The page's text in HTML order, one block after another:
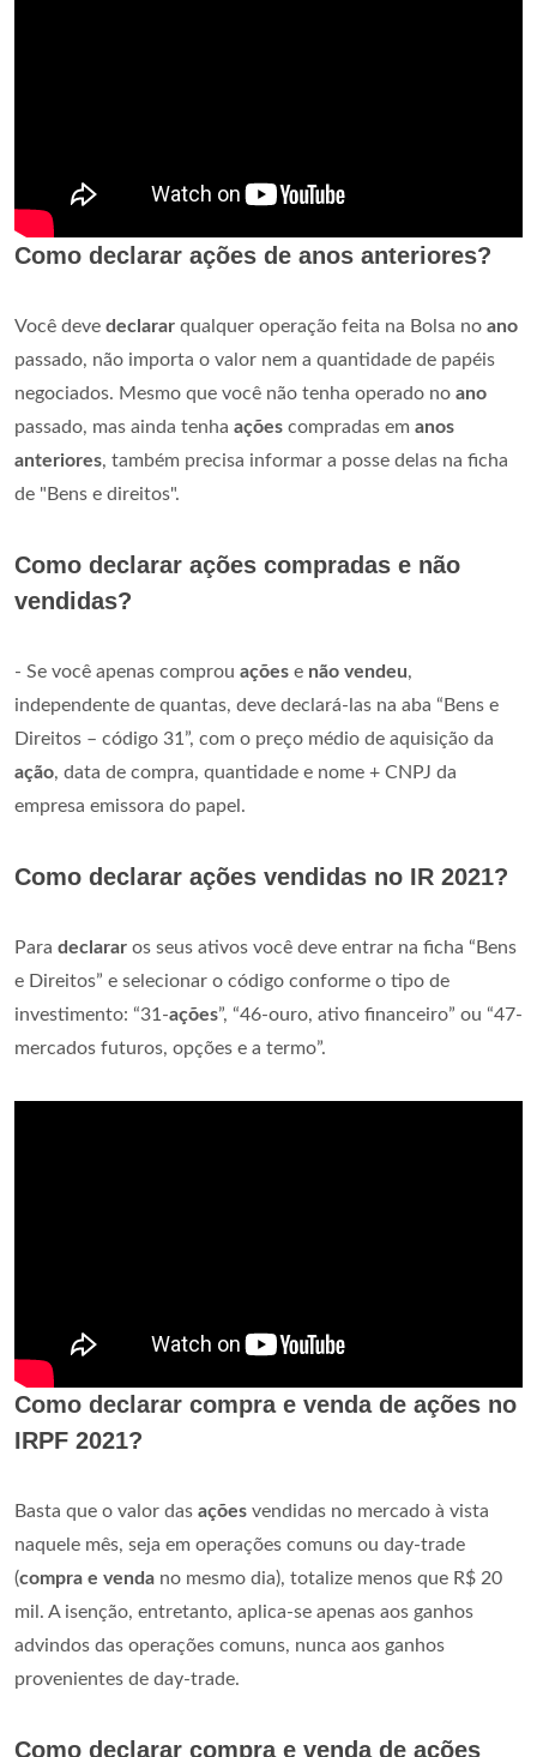
Como declarar ações de anos anteriores?
Você deve declarar qualquer operação feita na Bolsa no ano
passado, não importa o valor nem a quantidade de papéis
negociados. Mesmo que você não tenha operado no ano
passado, mas ainda tenha ações compradas em anos
anteriores, também precisa informar a posse delas na ficha
de "Bens e direitos".
Como declarar ações compradas e não
vendidas?
- Se você apenas comprou ações e não vendeu,
independente de quantas, deve declará-las na aba “Bens e
Direitos – código 31”, com o preço médio de aquisição da
ação, data de compra, quantidade e nome + CNPJ da
empresa emissora do papel.
Como declarar ações vendidas no IR 2021?
Para declarar os seus ativos você deve entrar na ficha “Bens
e Direitos” e selecionar o código conforme o tipo de
investimento: “31-ações”, “46-ouro, ativo financeiro” ou “47-
mercados futuros, opções e a termo”.
Como declarar compra e venda de ações no
IRPF 2021?
Basta que o valor das ações vendidas no mercado à vista
naquele mês, seja em operações comuns ou day-trade
(compra e venda no mesmo dia), totalize menos que R$ 20
mil. A isenção, entretanto, aplica-se apenas aos ganhos
advindos das operações comuns, nunca aos ganhos
provenientes de day-trade.
Como declarar compra e venda de ações